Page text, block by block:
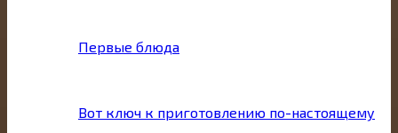
Первые блюда
Вот ключ к приготовлению по-настоящему